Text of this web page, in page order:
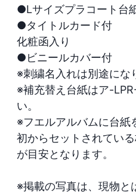
●Lサイズプラコート台
●タイトルカード付
化粧函入り
●ビニールカバー付
※刺繍名入れは別途にな
※補充替え台紙はア-
い。
※フエルアルバムに台紙
初からセットされてい
が目安となります。
※掲載の写真は、現物と